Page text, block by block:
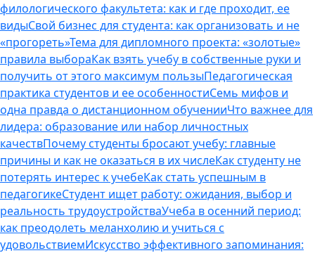
филологического факультета: как и где проходит, ее
видыСвой бизнес для студента: как организовать и не
«прогореть»Тема для дипломного проекта: «золотые»
правила выбораКак взять учебу в собственные руки и
получить от этого максимум пользыПедагогическая
практика студентов и ее особенностиСемь мифов и
одна правда о дистанционном обученииЧто важнее для
лидера: образование или набор личностных
качествПочему студенты бросают учебу: главные
причины и как не оказаться в их числеКак студенту не
потерять интерес к учебеКак стать успешным в
педагогикеСтудент ищет работу: ожидания, выбор и
реальность трудоустройстваУчеба в осенний период:
как преодолеть меланхолию и учиться с
удовольствиемИскусство эффективного запоминания: